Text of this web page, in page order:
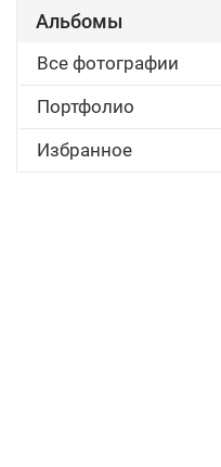
Альбомы
Все фотографии
Портфолио
Избранное